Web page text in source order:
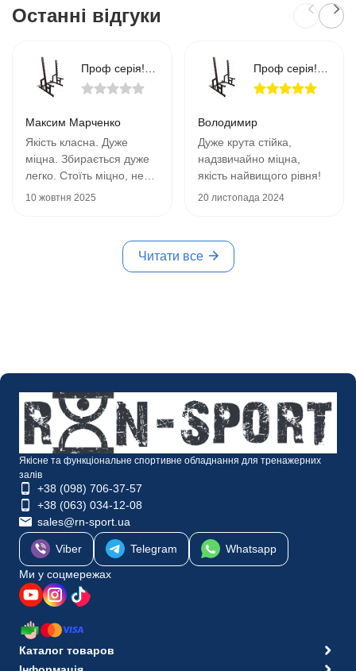
Останні відгуки
Максим Марченко
Якість класна. Дуже
міцна. Збирається дуже
легко. Стоїть міцно, не
хитається і дуже надійно
10 жовтня 2025
Володимир
Дуже крута стійка,
надзвичайно міцна,
якість найвищого рівня!
20 листопада 2024
Читати все
Якісне та функціональне спортивне обладнання для тренажерних
залів
+38 (098) 706-37-57
+38 (063) 034-12-08
sales@rn-sport.ua
Viber Telegram
Whatsapp
Ми у соцмережах
Каталог товаров